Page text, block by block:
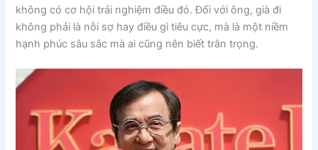
không có cơ hội trải nghiệm điều đó. Đối với ông, già đi
không phải là nỗi sợ hay điều gì tiêu cực, mà là một niềm
hạnh phúc sâu sắc mà ai cũng nên biết trân trọng.